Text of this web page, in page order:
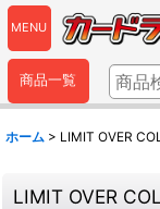
MENU
商品一覧
ホーム > LIMIT OVER
LIMIT OVER